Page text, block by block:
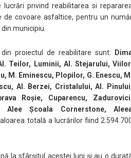
lucrări privind reabilitarea si
de covoare asfaltice, pentru un
municipiu.
proiectul de reabilitare sunt:
Teilor, Luminii, Al. Stejarului,
M. Eminescu, Plopilor, G. Enescu,
Al. Berzei, Cristalului, Al.
Roșie, Cuparencu,
Alee Școala Cornerstone,
totală a lucrărilor fiind
la sfârșitul acestei luni și au o